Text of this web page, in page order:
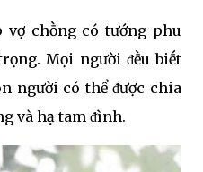
chṑng có tướng phu
Mọi người ᵭḕu biḗt
người có thể ᵭược chia
và hạ tam ᵭình.